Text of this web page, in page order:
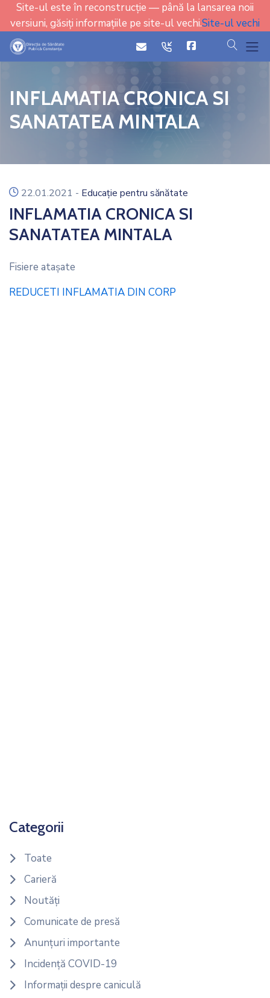
Site-ul este în reconstrucție — până la lansarea noii
versiuni, găsiți informațiile pe site-ul vechi.Site-ul vechi
iconicon cauta
INFLAMATIA CRONICA SI
SANATATEA MINTALA
icon
22.01.2021 - Educație pentru sănătate
INFLAMATIA CRONICA SI
SANATATEA MINTALA
Fisiere ataşate
REDUCETI INFLAMATIA DIN CORP
Categorii
Toate
Carieră
Noutăți
Comunicate de presă
Anunțuri importante
Incidență COVID-19
Informații despre caniculă